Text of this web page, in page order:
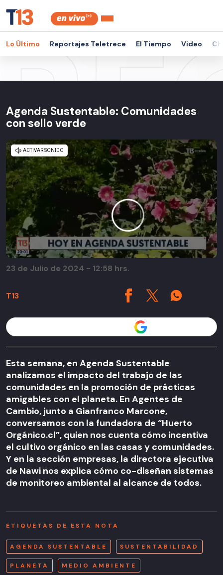
Lo Último Reportajes Teletrece El Tiempo Video
Agenda Sustentable: Comunidades
con sello verde
T13
23 de Julio de 2024 - 12:58 hrs.
Esta semana, en Agenda Sustentable
analizamos el impacto del trabajo de las
comunidades en la promoción de prácticas
amigables con el planeta. En Agentes de
Cambio, junto a Gianfranco Marcone,
conversamos con la fundadora de “Huerto
Orgánico.cl”, quien nos cuenta cómo incentiva
el cultivo orgánico en las casas y comunidades.
Y en la sección empresas, la directora ejecutiva
de Nawi nos explica cómo co-diseñan sistemas
de monitoreo ambiental al alcance de todos.
ETIQUETAS DE ESTA NOTA
AGENDA SUSTENTABLE SUSTENTABILIDAD
PLANETA MEDIO AMBIENTE